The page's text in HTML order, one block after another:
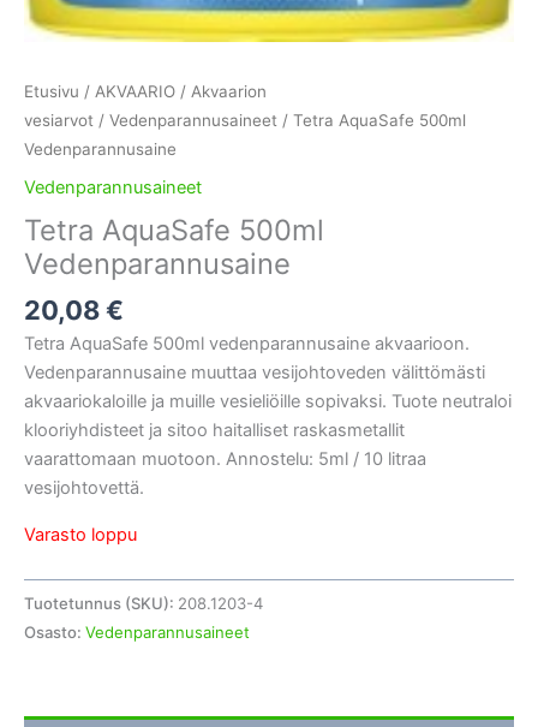
Etusivu / AKVAARIO / Akvaarion
vesiarvot / Vedenparannusaineet / Tetra AquaSafe 500ml
Vedenparannusaine
Vedenparannusaineet
Tetra AquaSafe 500ml
Vedenparannusaine
20,08€
Tetra AquaSafe 500ml vedenparannusaine akvaarioon.
Vedenparannusaine muuttaa vesijohtoveden välittömästi
akvaariokaloille ja muille vesieliöille sopivaksi. Tuote neutraloi
klooriyhdisteet ja sitoo haitalliset raskasmetallit
vaarattomaan muotoon. Annostelu: 5ml / 10 litraa
vesijohtovettä.
Varasto loppu
Tuotetunnus (SKU): 208.1203-4
Osasto: Vedenparannusaineet